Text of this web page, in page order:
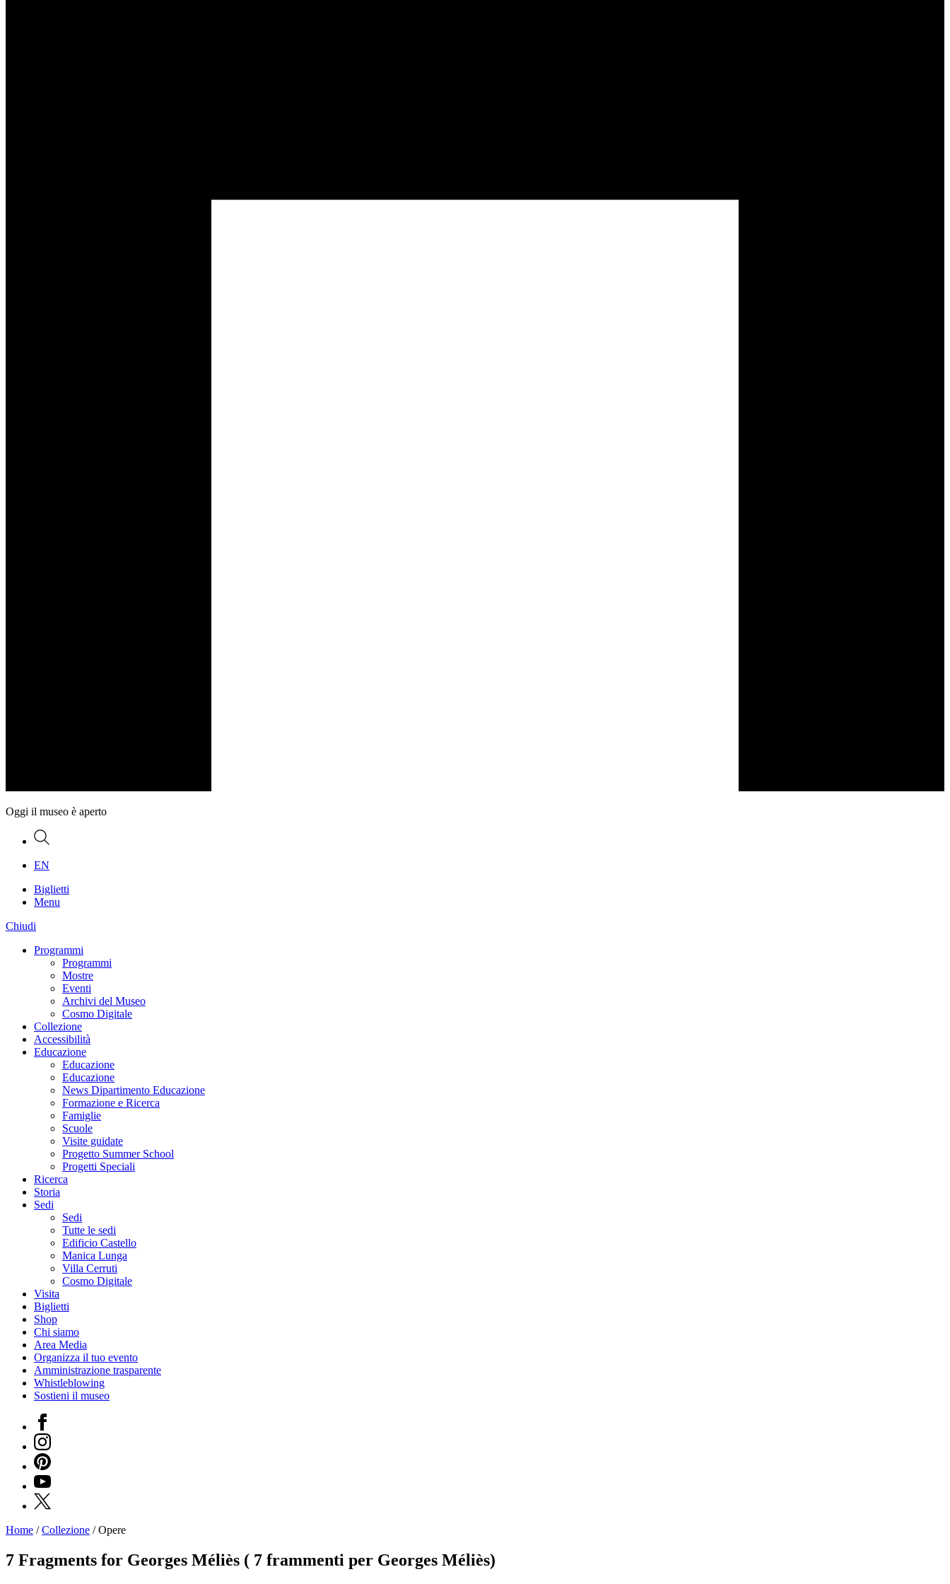
Oggi il museo è aperto
Ricerca
EN
Biglietti
Menu
Chiudi
Programmi
Programmi
Mostre
Eventi
Archivi del Museo
Cosmo Digitale
Collezione
Accessibilità
Educazione
Educazione
Educazione
News Dipartimento Educazione
Formazione e Ricerca
Famiglie
Scuole
Visite guidate
Progetto Summer School
Progetti Speciali
Ricerca
Storia
Sedi
Sedi
Tutte le sedi
Edificio Castello
Manica Lunga
Villa Cerruti
Cosmo Digitale
Visita
Biglietti
Shop
Chi siamo
Area Media
Organizza il tuo evento
Amministrazione trasparente
Whistleblowing
Sostieni il museo
Facebook
Instagram
Pinterest
YouTube
X
Mostre
Eventi
Home /Collezione /Opere
7 Fragments for Georges Méliès ( 7 frammenti per Georges Méliès)